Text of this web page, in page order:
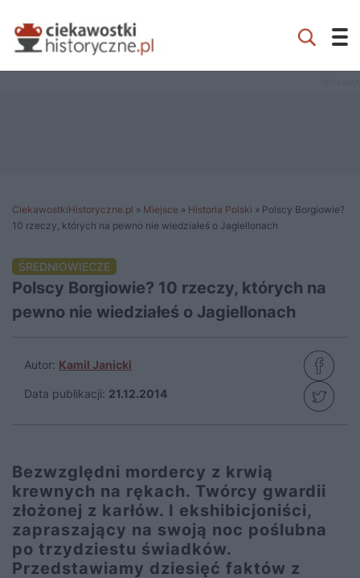
CiekawostkiHistoryczne.pl » Miejsce » Historia Polski » Polscy Borgiowie?
10 rzeczy, których na pewno nie wiedziałeś o Jagiellonach
ŚREDNIOWIECZE
Polscy Borgiowie? 10 rzeczy, których na
pewno nie wiedziałeś o Jagiellonach
Autor: Kamil Janicki
Data publikacji: 21.12.2014
Bezwzględni mordercy z krwią
krewnych na rękach. Twórcy gwardii
złożonej z karłów. I ekshibicjoniści,
zapraszający na swoją noc poślubna
po trzydziestu świadków.
Przedstawiamy dziesięć faktów z